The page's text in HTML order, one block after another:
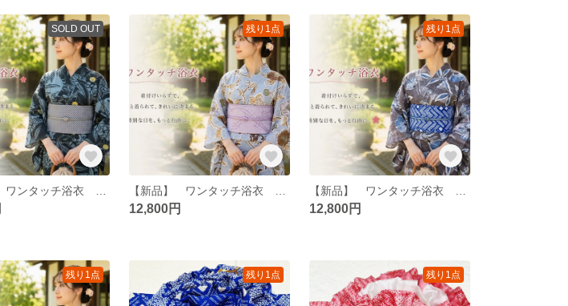
SOLD OUT 残り1点
12,800円
残り1点
12,800円
残り1点 残り1点 残り1点